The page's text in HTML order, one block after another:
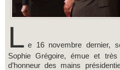
L e 16 novembre dernier,
Sophie Grégoire, émue et
d’honneur des mains